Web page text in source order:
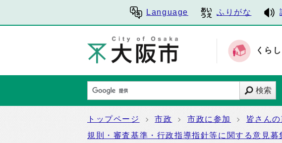
Language ふりがな
くらし
検索
トップページ 市政 市政に参加 皆さん
規則・審査基準・行政指導指針等に関する意見募